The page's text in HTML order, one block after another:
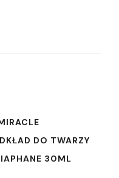
DO TWARZY
30ML